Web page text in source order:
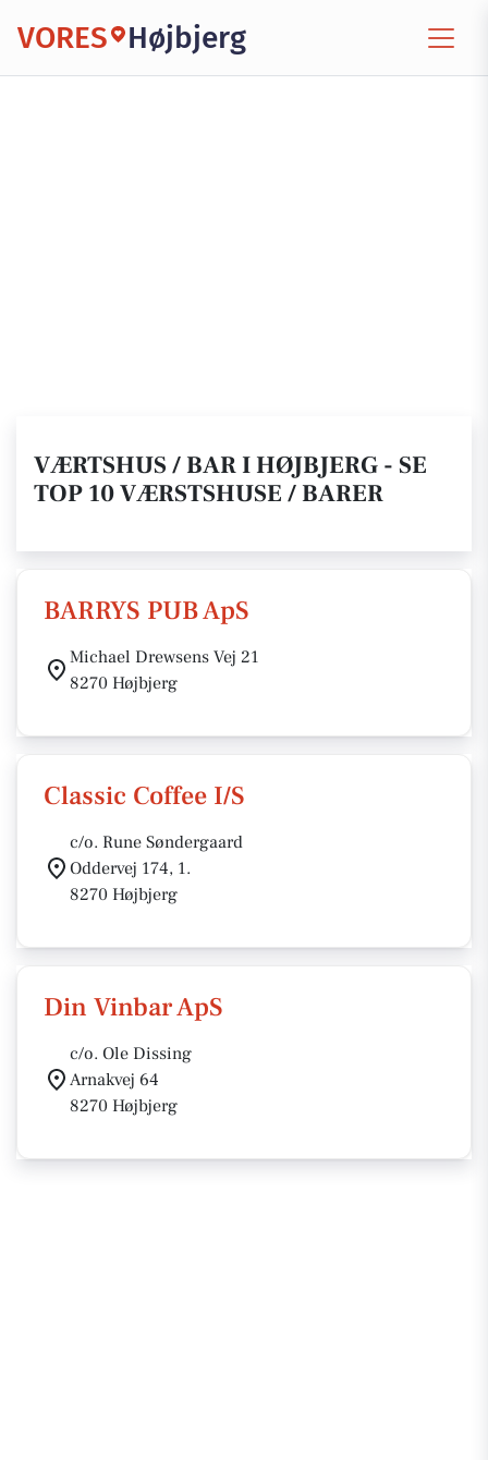
VORES Højbjerg
VÆRTSHUS / BAR I HØJBJERG - SE
TOP 10 VÆRSTSHUSE / BARER
BARRYS PUB ApS
Michael Drewsens Vej 21
8270 Højbjerg
Classic Coffee I/S
c/o. Rune Søndergaard
Oddervej 174, 1.
8270 Højbjerg
Din Vinbar ApS
c/o. Ole Dissing
Arnakvej 64
8270 Højbjerg